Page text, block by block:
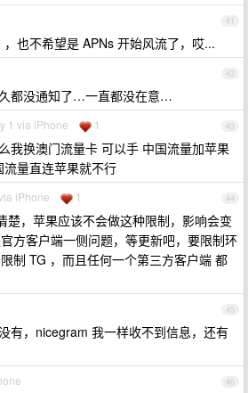
41
也不希望是 APNs 开始风流了，哎...
42
都没通知了…一直都没在意…
43
1 via iPhone 1
我换澳门流量卡 可以手 中国流量加苹果
量直连苹果就不行
44
iPhone 1
楚，苹果应该不会做这种限制，影响会变
方客户端一侧问题，等更新吧，要限制环
制 TG ，而且任何一个第三方客户端 都
45
有，nicegram 我一样收不到信息，还有
46